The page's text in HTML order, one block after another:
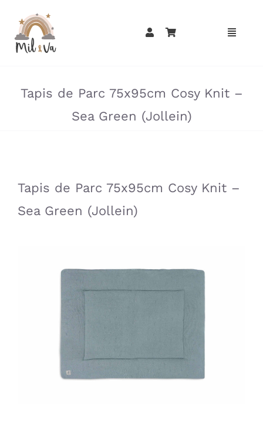
contenu
Tapis de Parc 75x95cm Cosy Knit –
Sea Green (Jollein)
Tapis de Parc 75x95cm Cosy Knit –
Sea Green (Jollein)